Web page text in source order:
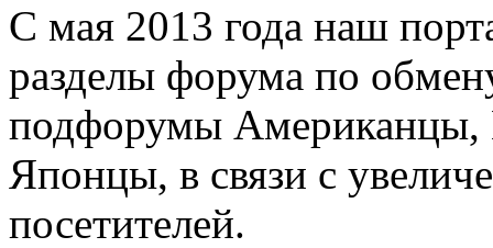
С мая 2013 года наш
разделы форума по
подфорумы
Японцы, в связи с
посетителей.